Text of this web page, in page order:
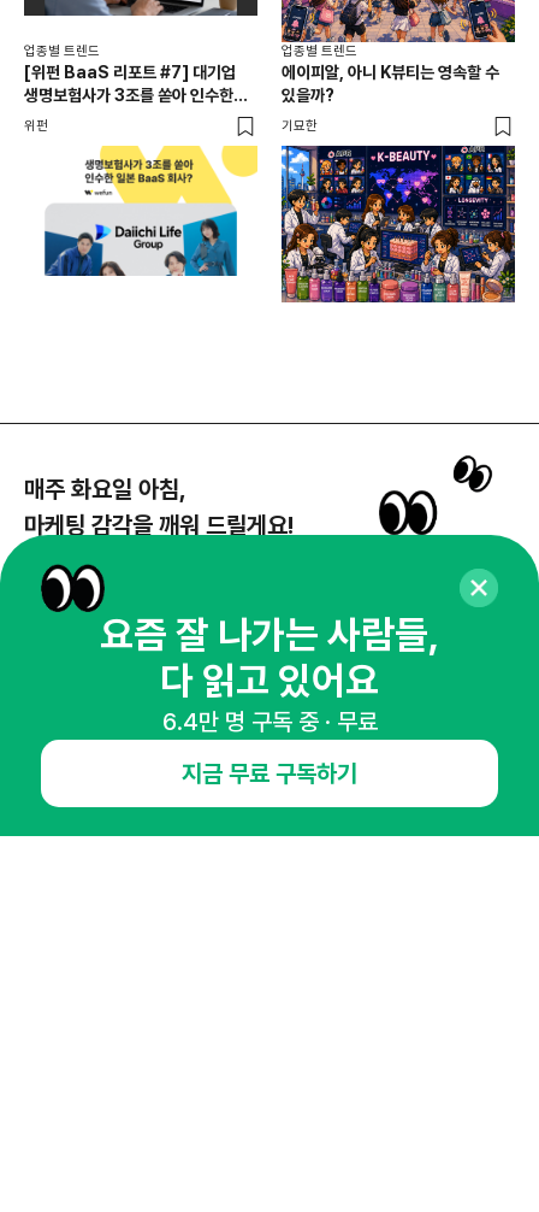
업종별 트렌드
[위펀 BaaS 리포트 #7] 대기업
생명보험사가 3조를 쏟아 인수한
일본 BaaS 회사의 정체는?
위펀
업종별 트렌드
에이피알, 아니 K뷰티는 영속할 수
있을까?
기묘한
매주 화요일 아침,
마케팅 감각을 깨워 드릴게요!
뉴스레터 구독하기
오픈애즈란
요즘 잘 나가는 사람들,
다 읽고 있어요
6.4만 명 구독 중 · 무료
지금 무료 구독하기